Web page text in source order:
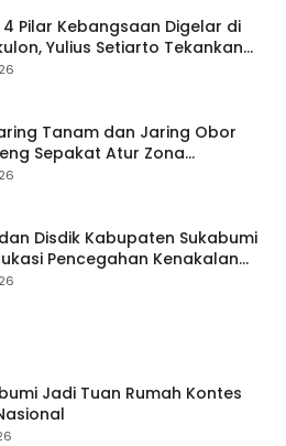
4 Pilar Kebangsaan Digelar di
Yulius Setiarto Tekankan
Tanam dan Jaring Obor
Sepakat Atur Zona
dan Disdik Kabupaten Sukabumi
Pencegahan Kenakalan
2 Tegalbuleud
Jadi Tuan Rumah Kontes